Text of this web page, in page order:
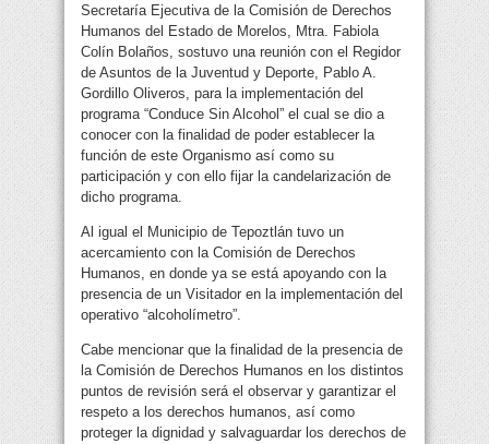
Secretaría Ejecutiva de la Comisión de Derechos
Humanos del Estado de Morelos, Mtra. Fabiola
Colín Bolaños, sostuvo una reunión con el Regidor
de Asuntos de la Juventud y Deporte, Pablo A.
Gordillo Oliveros, para la implementación del
programa “Conduce Sin Alcohol” el cual se dio a
conocer con la finalidad de poder establecer la
función de este Organismo así como su
participación y con ello fijar la candelarización de
dicho programa.
Al igual el Municipio de Tepoztlán tuvo un
acercamiento con la Comisión de Derechos
Humanos, en donde ya se está apoyando con la
presencia de un Visitador en la implementación del
operativo “alcoholímetro”.
Cabe mencionar que la finalidad de la presencia de
la Comisión de Derechos Humanos en los distintos
puntos de revisión será el observar y garantizar el
respeto a los derechos humanos, así como
proteger la dignidad y salvaguardar los derechos de